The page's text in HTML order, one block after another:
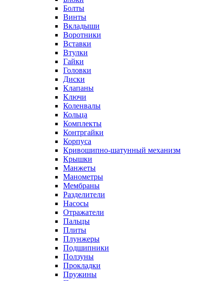
Болты
Винты
Вкладыши
Воротники
Вставки
Втулки
Гайки
Головки
Диски
Клапаны
Ключи
Коленвалы
Кольца
Комплекты
Контргайки
Корпуса
Кривошипно-шатунный механизм
Крышки
Манжеты
Манометры
Мембраны
Разделители
Насосы
Отражатели
Пальцы
Плиты
Плунжеры
Подшипники
Ползуны
Прокладки
Пружины